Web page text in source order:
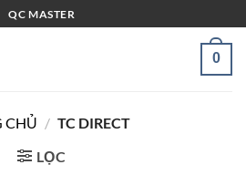
QC MASTER
0
CHỦ / TC DIRECT
LỌC